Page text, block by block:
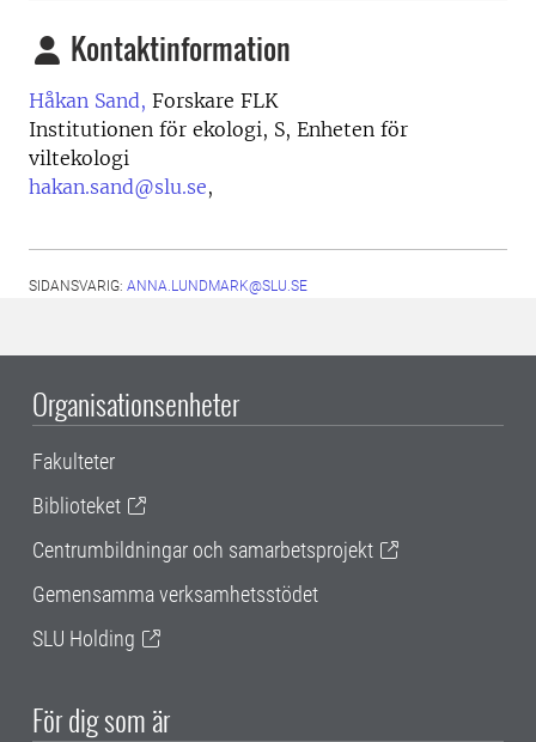
Kontaktinformation
Håkan Sand, Forskare FLK
Institutionen för ekologi, S, Enheten för
viltekologi
hakan.sand@slu.se,
SIDANSVARIG: ANNA.LUNDMARK@SLU.SE
Organisationsenheter
Fakulteter
Biblioteket
Centrumbildningar och samarbetsprojekt
Gemensamma verksamhetsstödet
SLU Holding
För dig som är